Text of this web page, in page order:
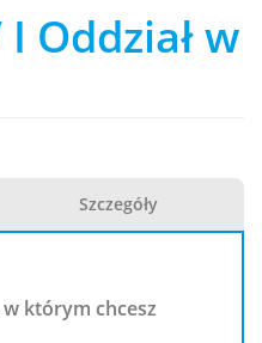
Oddział w
Szczegóły
którym chcesz